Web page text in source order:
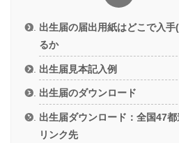
出生届の届出用紙はどこで入手
るか
出生届見本記入例
出生届のダウンロード
出生届ダウンロード：全国47
リンク先